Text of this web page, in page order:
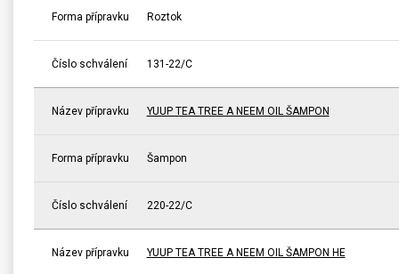
Forma přípravku Roztok
Číslo schválení 131-22/C
Název přípravku YUUP TEA TREE A NEEM OIL ŠAMPON
Forma přípravku Šampon
Číslo schválení 220-22/C
Název přípravku YUUP TEA TREE A NEEM OIL ŠAMPON HE